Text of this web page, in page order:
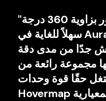
"كان استخراج الصور بزاوية 360 درجة
سهلاً للغاية في Aura. لقد حصلت على
جدًا من مدى دقة
مجموعة رائعة من
حقًا قوة وحدات